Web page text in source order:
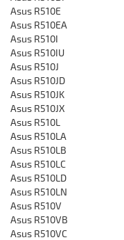
Asus R510E
Asus R510EA
Asus R510I
Asus R510IU
Asus R510J
Asus R510JD
Asus R510JK
Asus R510JX
Asus R510L
Asus R510LA
Asus R510LB
Asus R510LC
Asus R510LD
Asus R510LN
Asus R510V
Asus R510VB
Asus R510VC